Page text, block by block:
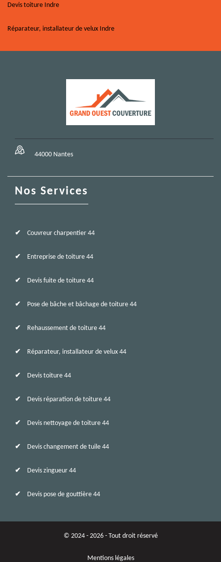
Devis toiture Indre
Réparateur, installateur de velux Indre
44000 Nantes
Nos Services
Couvreur charpentier 44
Entreprise de toiture 44
Devis fuite de toiture 44
Pose de bâche et bâchage de toiture 44
Rehaussement de toiture 44
Réparateur, installateur de velux 44
Devis toiture 44
Devis réparation de toiture 44
Devis nettoyage de toiture 44
Devis changement de tuile 44
Devis zingueur 44
Devis pose de gouttière 44
© 2024 - 2026 - Tout droit réservé
Mentions légales